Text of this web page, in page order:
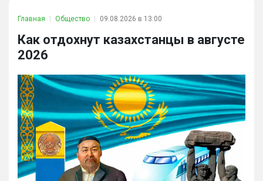
Главная Общество 09.08.2026 в 13:00
Как отдохнут казахстанцы в августе
2026